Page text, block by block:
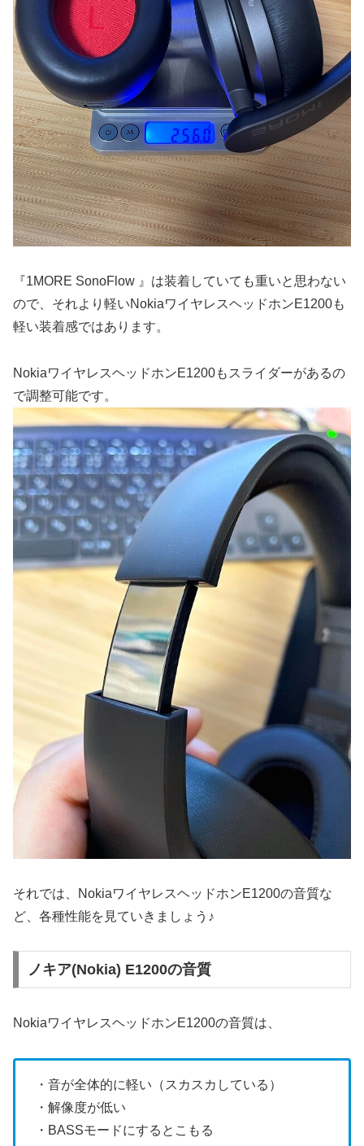
『1MORE SonoFlow 』は装着していても重いと思わない
ので、それより軽いNokiaワイヤレスヘッドホンE1200も
軽い装着感ではあります。
NokiaワイヤレスヘッドホンE1200もスライダーがあるの
で調整可能です。
それでは、NokiaワイヤレスヘッドホンE1200の音質な
ど、各種性能を見ていきましょう♪
ノキア(Nokia) E1200の音質
NokiaワイヤレスヘッドホンE1200の音質は、
・音が全体的に軽い（スカスカしている）
・解像度が低い
・BASSモードにするとこもる